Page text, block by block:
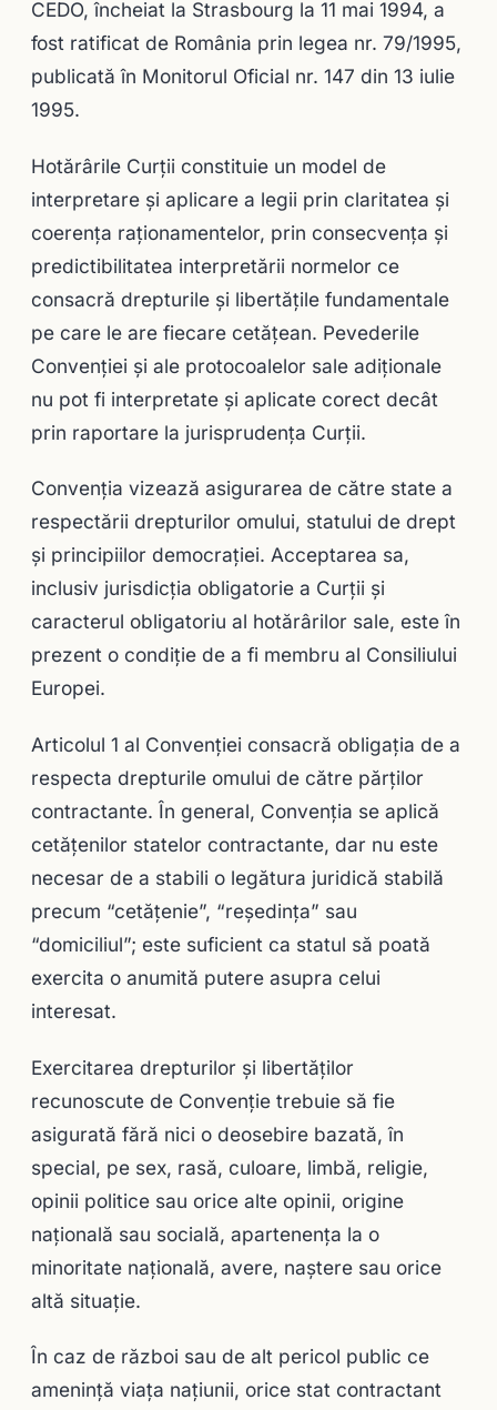
CEDO, încheiat la Strasbourg la 11 mai 1994, a
fost ratificat de România prin legea nr. 79/1995,
publicată în Monitorul Oficial nr. 147 din 13 iulie
1995.
Hotărârile Curții constituie un model de
interpretare şi aplicare a legii prin claritatea şi
coerenţa raţionamentelor, prin consecvenţa şi
predictibilitatea interpretării normelor ce
consacră drepturile şi libertăţile fundamentale
pe care le are fiecare cetăţean. Pevederile
Convenţiei şi ale protocoalelor sale adiţionale
nu pot fi interpretate şi aplicate corect decât
prin raportare la jurisprudenţa Curţii.
Convenţia vizează asigurarea de către state a
respectării drepturilor omului, statului de drept
şi principiilor democraţiei. Acceptarea sa,
inclusiv jurisdicţia obligatorie a Curţii şi
caracterul obligatoriu al hotărârilor sale, este în
prezent o condiţie de a fi membru al Consiliului
Europei.
Articolul 1 al Convenţiei consacră obligaţia de a
respecta drepturile omului de către părţilor
contractante. În general, Convenţia se aplică
cetăţenilor statelor contractante, dar nu este
necesar de a stabili o legătura juridică stabilă
precum “cetăţenie”, “reşedinţa” sau
“domiciliul”; este suficient ca statul să poată
exercita o anumită putere asupra celui
interesat.
Exercitarea drepturilor şi libertăţilor
recunoscute de Convenţie trebuie să fie
asigurată fără nici o deosebire bazată, în
special, pe sex, rasă, culoare, limbă, religie,
opinii politice sau orice alte opinii, origine
naţională sau socială, apartenenţa la o
minoritate naţională, avere, naştere sau orice
altă situaţie.
În caz de război sau de alt pericol public ce
ameninţă viaţa naţiunii, orice stat contractant